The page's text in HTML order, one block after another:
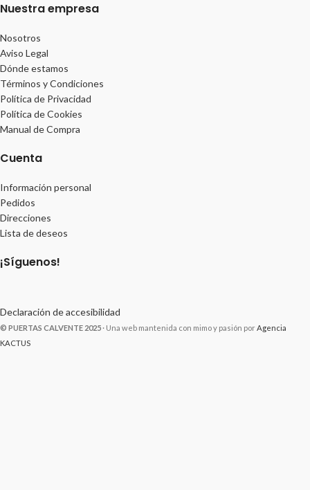
Nuestra empresa
Nosotros
Aviso Legal
Dónde estamos
Términos y Condiciones
Política de Privacidad
Política de Cookies
Manual de Compra
Cuenta
Información personal
Pedidos
Direcciones
Lista de deseos
¡Síguenos!
Declaración de accesibilidad
© PUERTAS CALVENTE 2025 · Una web mantenida con mimo y pasión porAgencia
KACTUS